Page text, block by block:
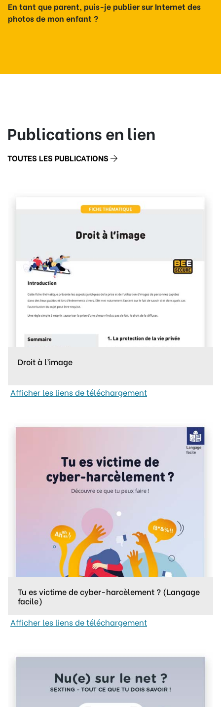
En tant que parent, puis-je publier sur Internet des
photos de mon enfant ?
Publications en lien
TOUTES LES PUBLICATIONS
Droit à l’image
Afficher les liens de téléchargement
Tu es victime de cyber-harcèlement ? (Langage
facile)
Afficher les liens de téléchargement